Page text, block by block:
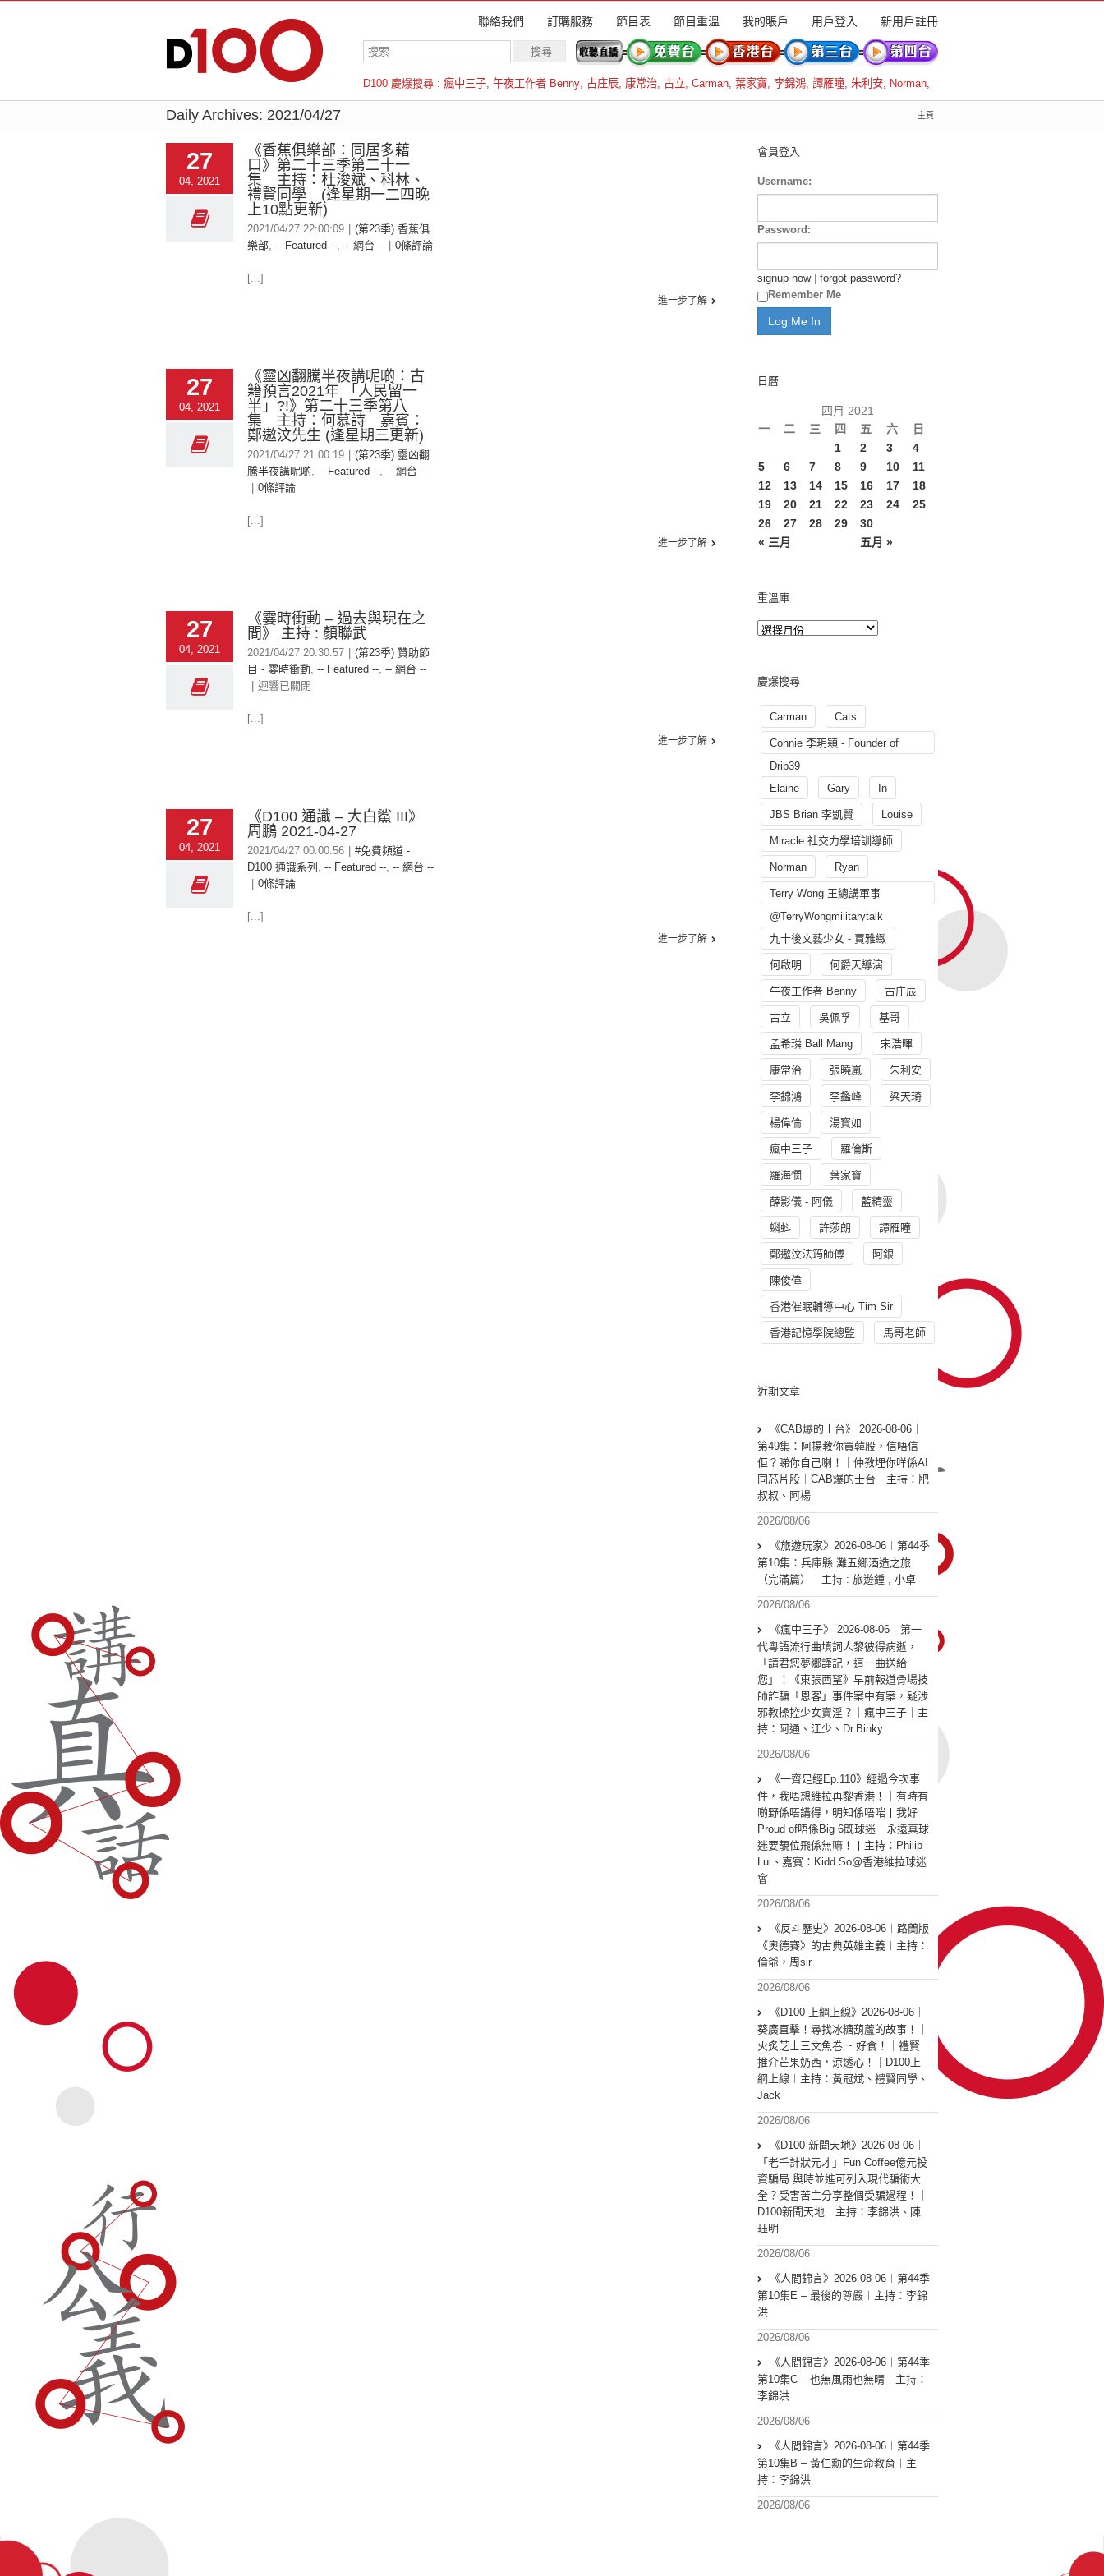
聯絡我們 訂購服務 節目表 節目重溫 我的賬戶 用戶登入 新用戶註冊
D100 慶爆搜尋 : 瘋中三子, 午夜工作者 Benny, 古庄辰, 康常治, 古立, Carman, 葉家寶, 李錦鴻, 譚雁瞳, 朱利安, Norman,
羅倫斯
Daily Archives: 2021/04/27 主頁
27
04, 2021
《香蕉俱樂部：同居多藉
口》第二十三季第二十一
集 主持：杜浚斌、科林、
禮賢同學 (逢星期一二四晚
上10點更新)
2021/04/27 22:00:09
(第23季) 香蕉俱
樂部, -- Featured --, -- 網台 -- 0條評論
[...]
進一步了解
27
04, 2021
《靈凶翻騰半夜講呢啲：古
籍預言2021年 「人民留一
半」?!》第二十三季第八
集 主持：何慕詩 嘉賓：
鄭遨汶先生 (逢星期三更新)
2021/04/27 21:00:19
(第23季) 靈凶翻
騰半夜講呢啲, -- Featured --, -- 網台 --
0條評論
[...]
進一步了解
27
04, 2021
《霎時衝動 – 過去與現在之
間》 主持 : 顏聯武
2021/04/27 20:30:57
(第23季) 贊助節
目 - 霎時衝動, -- Featured --, -- 網台 --
迴響已關閉
[...]
進一步了解
27
04, 2021
《D100 通識 – 大白鯊 III》
周鵬 2021-04-27
2021/04/27 00:00:56
#免費頻道 -
D100 通識系列 , -- Featured --, -- 網台 --
0條評論
[...]
進一步了解
會員登入
Username:
Password:
signup now| forgot password?
Remember Me
日曆
四月 2021
一
二 三 四 五 六 日
« 三月 五月 »
1 2 3
4
5
6 7 8 9 10
11
12
13 14 15 16 17
18
19
20 21 22 23 24
25
26
27 28 29 30
重溫庫
慶爆搜尋
Carman Cats
Connie 李玥穎 - Founder of
Drip39
Elaine
Gary In
JBS Brian 李凱賢 Louise
Miracle 社交力學培訓導師
Norman Ryan
Terry Wong 王總講軍事
@TerryWongmilitarytalk
九十後文藝少女 - 賈雅緻
何啟明 何爵天導演
午夜工作者 Benny 古庄辰
古立 吳佩孚 基哥
孟希璘 Ball Mang 宋浩暉
康常治 張曉嵐 朱利安
李錦鴻 李鑑峰 梁天琦
楊偉倫 湯寳如
瘋中三子 羅倫斯
羅海憫 葉家寶
薛影儀 - 阿儀 藍精靈
蝌蚪 許莎朗 譚雁瞳
鄭遨汶法筠師傅 阿銀
陳俊偉
香港催眠輔導中心 Tim Sir
香港記憶學院總監 馬哥老師
近期文章
《CAB爆的士台》 2026-08-06｜
第49集：阿揚教你買韓股，信唔信
佢？睇你自己喇！｜仲教埋你咩係AI
同芯片股｜CAB爆的士台｜主持：肥
叔叔、阿楊
2026/08/06
《旅遊玩家》2026-08-06︱第44季
第10集：兵庫縣 灘五鄉酒造之旅
（完滿篇）︱主持 : 旅遊鍾 , 小卓
2026/08/06
《瘋中三子》 2026-08-06｜第一
代粵語流行曲填詞人黎彼得病逝，
「請君您夢鄉謹記，這一曲送給
您」！《東張西望》早前報道骨場技
師詐騙「恩客」事件案中有案，疑涉
邪教操控少女賣淫？｜瘋中三子｜主
持：阿通、江少、Dr.Binky
2026/08/06
《一齊足經Ep.110》經過今次事
件，我唔想維拉再黎香港！｜有時有
啲野係唔講得，明知係唔啱丨我好
Proud of唔係Big 6既球迷｜永遠真球
迷要靚位飛係無嘛！丨主持：Philip
Lui、嘉賓：Kidd So@香港維拉球迷
會
2026/08/06
《反斗歷史》2026-08-06︱路蘭版
《奧德賽》的古典英雄主義︱主持：
倫爺，周sir
2026/08/06
《D100 上綱上線》2026-08-06｜
葵廣直擊！尋找冰糖葫蘆的故事！｜
火炙芝士三文魚卷 ~ 好食！｜禮賢
推介芒果奶西，涼透心！｜D100上
綱上線︱主持：黃冠斌、禮賢同學、
Jack
2026/08/06
《D100 新聞天地》2026-08-06｜
「老千計狀元才」Fun Coffee億元投
資騙局 與時並進可列入現代騙術大
全？受害苦主分享整個受騙過程！｜
D100新聞天地｜主持：李錦洪、陳
珏明
2026/08/06
《人間錦言》2026-08-06︱第44季
第10集E – 最後的尊嚴︱主持：李錦
洪
2026/08/06
《人間錦言》2026-08-06︱第44季
第10集C – 也無風雨也無晴︱主持：
李錦洪
2026/08/06
《人間錦言》2026-08-06︱第44季
第10集B – 黃仁勳的生命教育︱主
持：李錦洪
2026/08/06